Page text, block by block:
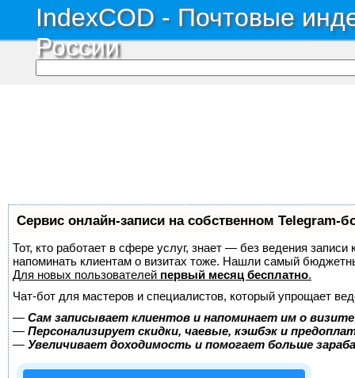
IndexCOD - Почтовые
России
Сервис онлайн-записи на собственном Telegram-
Тот, кто работает в сфере услуг, знает — без ведения
напоминать клиентам о визитах тоже. Нашли самый
Для новых пользователей первый месяц бесплатно.
Чат-бот для мастеров и специалистов, который упрощает
— Сам записывает клиентов и напоминает им о
— Персонализирует скидки, чаевые, кэшбэк и
— Увеличивает доходимость и помогает больше